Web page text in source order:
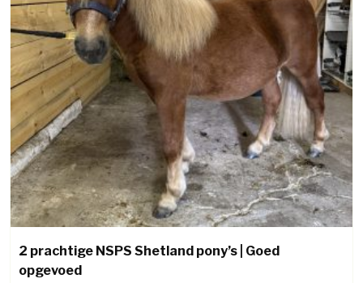
2 prachtige NSPS Shetland pony’s | Goed
opgevoed